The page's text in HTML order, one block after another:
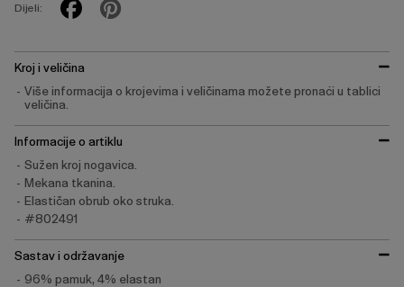
Dijeli:
Kroj i veličina
Više informacija o krojevima i veličinama možete pronaći u tablici
veličina.
Informacije o artiklu
Sužen kroj nogavica.
Mekana tkanina.
Elastičan obrub oko struka.
#802491
Sastav i održavanje
96% pamuk, 4% elastan